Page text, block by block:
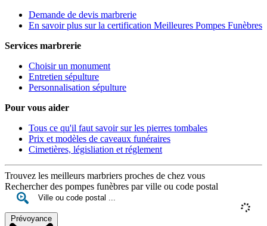
Demande de devis marbrerie
En savoir plus sur la certification Meilleures Pompes Funèbres
Services marbrerie
Choisir un monument
Entretien sépulture
Personnalisation sépulture
Pour vous aider
Tous ce qu'il faut savoir sur les pierres tombales
Prix et modèles de caveaux funéraires
Cimetières, législiation et réglement
Trouvez les meilleurs marbriers proches de chez vous
Rechercher des pompes funèbres par ville ou code postal
Prévoyance